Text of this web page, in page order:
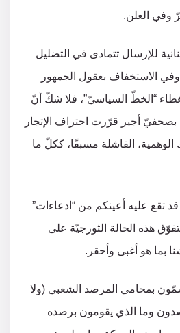
وفي العلن.
للإرسال تتمادى في التضليل
وفي الاستخفاف بعقول الجمهور
“الخطّ السياسيّ”، فلا شكّ أنّ
أجير قرّرت احتراف الإتجار
الوهمية، الفاشلة مسبقًا، ككلّ ما
قد تقع عليه أعينكم من “ادعاءات”
هذه الحالة الثورجيّة على
بما هو أغبى وأحقر.
بمحامي المرصد الشعبي (ولا
وما الذي يقومون برصده